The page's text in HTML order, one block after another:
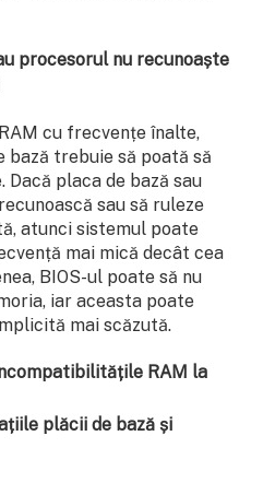
procesorul nu recunoaște
cu frecvențe înalte,
bază trebuie să poată să
placa de bază sau
sau să ruleze
atunci sistemul poate
mai mică decât cea
BIOS-ul poate să nu
iar aceasta poate
mai scăzută.
RAM la
plăcii de bază și